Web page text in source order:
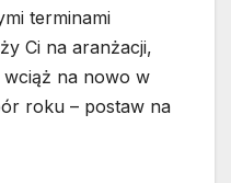
terminami
Ci na aranżacji,
wciąż na nowo w
roku – postaw na